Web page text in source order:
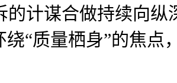
计谋合做持续向纵
“质量栖身”的焦点